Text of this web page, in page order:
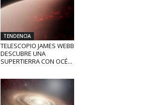
TENDENCIA
TELESCOPIO JAMES WEBB
DESCUBRE UNA
SUPERTIERRA CON OCÉ...